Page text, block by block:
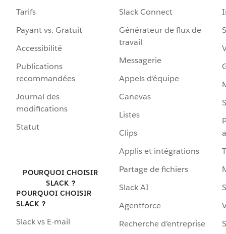
Tarifs
Payant vs. Gratuit
Accessibilité
Publications
recommandées
Journal des
modifications
Statut
POURQUOI CHOISIR
SLACK ?
POURQUOI CHOISIR
SLACK ?
Slack vs E-mail
Slack Connect
Générateur de flux de
travail
Messagerie
Appels d’équipe
Canevas
Listes
Clips
Applis et intégrations
Partage de fichiers
Slack AI
Agentforce
Recherche d’entreprise